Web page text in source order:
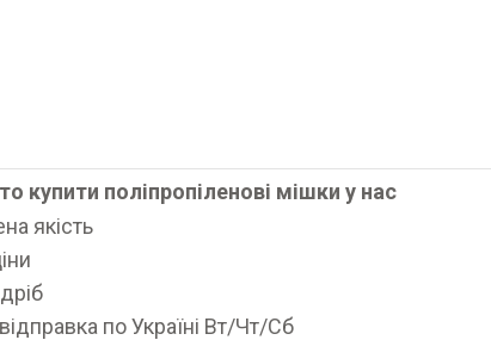
купити поліпропіленові мішки у нас
якість
по Україні Вт/Чт/Сб